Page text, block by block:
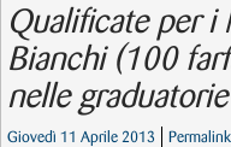
Qualificate per i
Bianchi (100
nelle
Giovedì 11 Aprile 2013 Permalink